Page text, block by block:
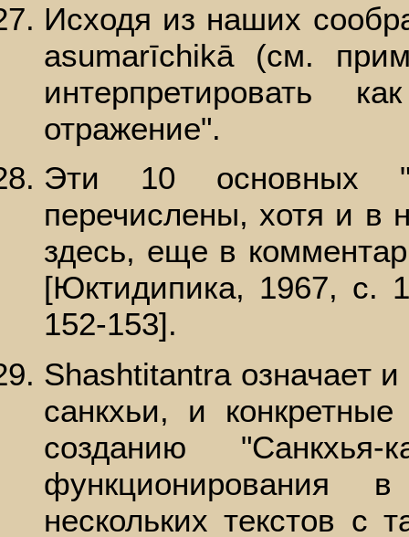
Исходя из наших
asumarīchikā (см.
интерпретировать
отражение".
Эти 10 основных
перечислены, хотя и в
здесь, еще в
[Юктидипика, 1967, с.
152-153].
Shashtitantra означает
санкхьи, и
созданию
функционирования в
нескольких текстов с